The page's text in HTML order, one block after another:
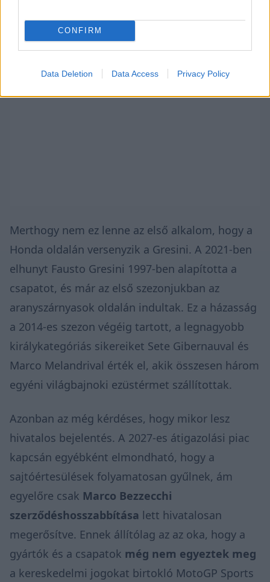
CONFIRM
Data Deletion Data Access Privacy Policy
Merthogy nem ez lenne az első alkalom, hogy a
Honda oldalán versenyzik a Gresini. A 2021-ben
elhunyt Fausto Gresini 1997-ben alapította a
csapatot, és már az első szezonjukban az
aranyszárnyasok oldalán indultak. Ez a házasság
a 2014-es szezon végéig tartott, a legnagyobb
királykategóriás sikereiket Sete Gibernauval és
Marco Melandrival érték el, akik összesen három
egyéni világbajnoki ezüstérmet szállítottak.
Azonban az még kérdéses, hogy mikor lesz
hivatalos bejelentés. A 2027-es átigazolási piac
kapcsán egyébként elmondható, hogy a
sajtóértesülések folyamatosan gyűlnek, ám
egyelőre csak Marco Bezzecchi
szerződéshosszabbítása lett hivatalosan
megerősítve. Ennek állítólag az az oka, hogy a
gyártók és a csapatok még nem egyeztek meg
a kereskedelmi jogokat birtokló MotoGP Sports